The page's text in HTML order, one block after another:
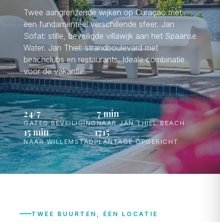
Twee aangrenzende wijken op Curaçao met
een fundamenteel verschillende sfeer. Jan
Sofat: stille, beveiligde villawijk aan het Spaanse
Water. Jan Thiel: strandboulevard met
beachclubs en restaurants. Ideale combinatie
voor de vakantie.
24/7
GATED BEVEILIGING
7 min
NAAR JAN THIEL BEACH
15 min
NAAR WILLEMSTAD
1715
PLANTAGE OPGERICHT
TWEE BUURTEN, ÉÉN LOCATIE